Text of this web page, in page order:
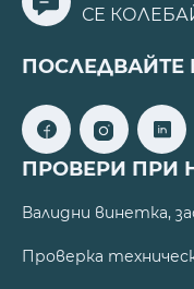
СЕ
ПОСЛЕДВАЙТЕ
ПРОВЕРИ ПРИ
Валидни винетка,
Проверка